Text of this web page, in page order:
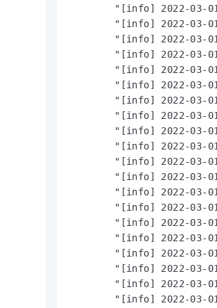
"[info] 2022-03-
"[info] 2022-03-
"[info] 2022-03-
"[info] 2022-03-
"[info] 2022-03-
"[info] 2022-03-
"[info] 2022-03-
"[info] 2022-03-
"[info] 2022-03-
"[info] 2022-03-
"[info] 2022-03-
"[info] 2022-03-
"[info] 2022-03-
"[info] 2022-03-
"[info] 2022-03-
"[info] 2022-03-
"[info] 2022-03-
"[info] 2022-03-
"[info] 2022-03-
"[info] 2022-03-